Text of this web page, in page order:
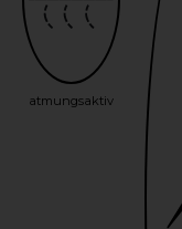
atmungsaktiv